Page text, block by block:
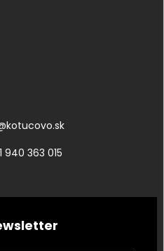
kotucovo.sk
940 363 015